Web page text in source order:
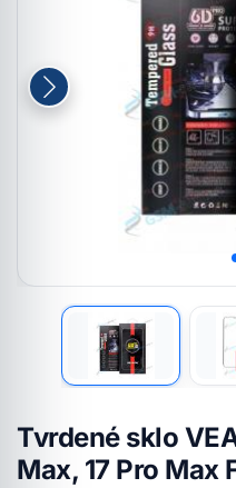
Tvrdené sklo
Max, 17 Pro Max